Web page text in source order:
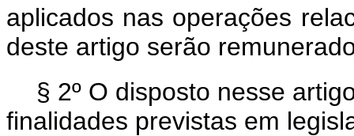
aplicados nas operações
deste artigo serão
§ 2º O disposto nesse
finalidades previstas em